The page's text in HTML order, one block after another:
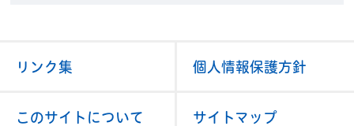
リンク集 個人情報保護方針
このサイトについて サイトマップ